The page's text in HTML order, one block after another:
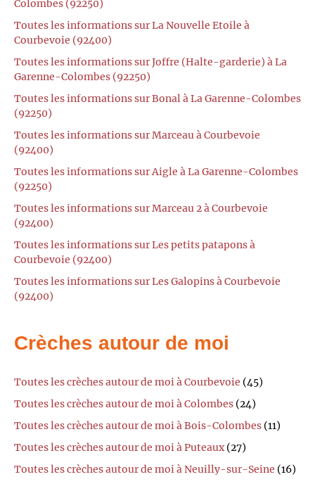
Colombes (92250)
Toutes les informations sur La Nouvelle Etoile à
Courbevoie (92400)
Toutes les informations sur Joffre (Halte-garderie) à La
Garenne-Colombes (92250)
Toutes les informations sur Bonal à La Garenne-Colombes
(92250)
Toutes les informations sur Marceau à Courbevoie
(92400)
Toutes les informations sur Aigle à La Garenne-Colombes
(92250)
Toutes les informations sur Marceau 2 à Courbevoie
(92400)
Toutes les informations sur Les petits patapons à
Courbevoie (92400)
Toutes les informations sur Les Galopins à Courbevoie
(92400)
Crèches autour de moi
Toutes les crèches autour de moi à Courbevoie (45)
Toutes les crèches autour de moi à Colombes (24)
Toutes les crèches autour de moi à Bois-Colombes (11)
Toutes les crèches autour de moi à Puteaux(27)
Toutes les crèches autour de moi à Neuilly-sur-Seine (16)